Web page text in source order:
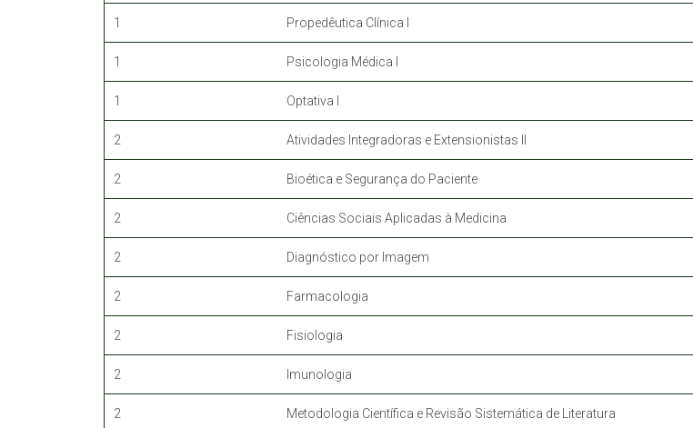
1 Propedêutica Clínica I
1 Psicologia Médica I
1 Optativa I
2 Atividades Integradoras e Extensionistas II
2 Bioética e Segurança do Paciente
2 Ciências Sociais Aplicadas à Medicina
2 Diagnóstico por Imagem
2 Farmacologia
2 Fisiologia
2 Imunologia
2 Metodologia Científica e Revisão Sistemática de Literatura